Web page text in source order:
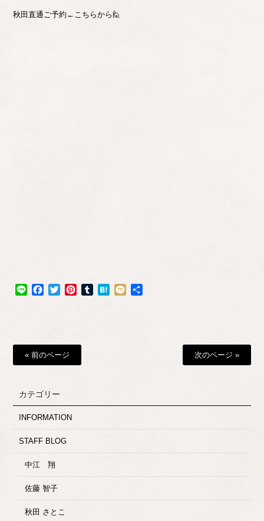
秋田直通ご予約←こちらから🙋
Line Facebook
TwitterPinterestTumblrHatena
Mixi
« 前のページ 次のページ »
カテゴリー
INFORMATION
STAFF BLOG
中江 翔
佐藤 智子
秋田 さとこ